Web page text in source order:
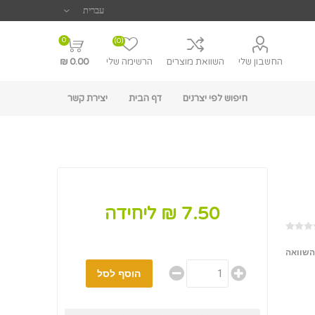
החשבון שלי השוואת מוצרים הרשימה שלי
(0)
0
0.00 ₪
חיפוש לפי יצרנים דף הבית יצירת קשר
7.50 ₪ ליחידה